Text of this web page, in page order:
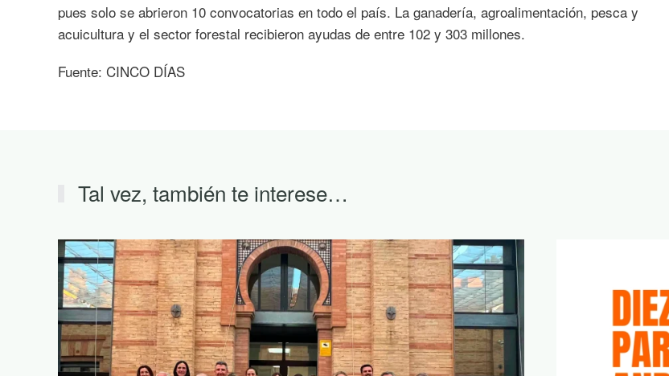
pues solo se abrieron 10 convocatorias en todo el país. La ganadería, agroalimentación, pesca y
acuicultura y el sector forestal recibieron ayudas de entre 102 y 303 millones.
Fuente: CINCO DÍAS
Tal vez, también te interese…